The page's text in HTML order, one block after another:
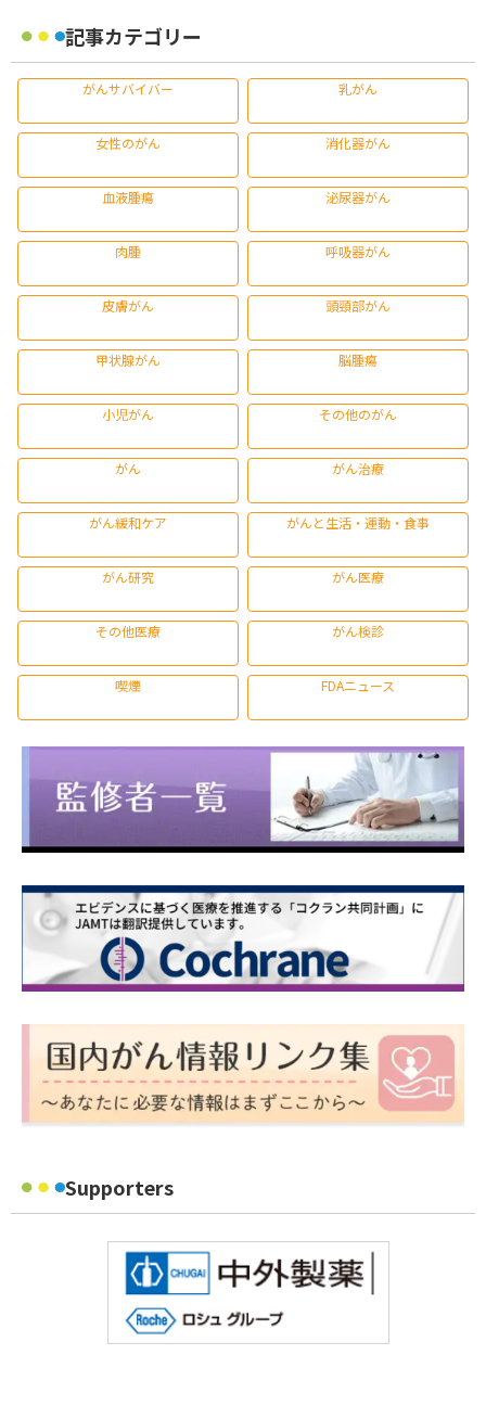
記事カテゴリー
がんサバイバー 乳がん
女性のがん 消化器がん
血液腫瘍 泌尿器がん
肉腫 呼吸器がん
皮膚がん 頭頸部がん
甲状腺がん 脳腫瘍
小児がん その他のがん
がん がん治療
がん緩和ケア がんと生活・運動・食事
がん研究 がん医療
その他医療 がん検診
喫煙 FDAニュース
Supporters